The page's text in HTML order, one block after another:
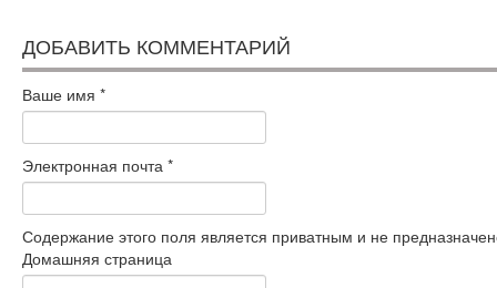
ДОБАВИТЬ КОММЕНТАРИЙ
Ваше имя *
Электронная почта *
Содержание этого поля является приватным и не
Домашняя страница